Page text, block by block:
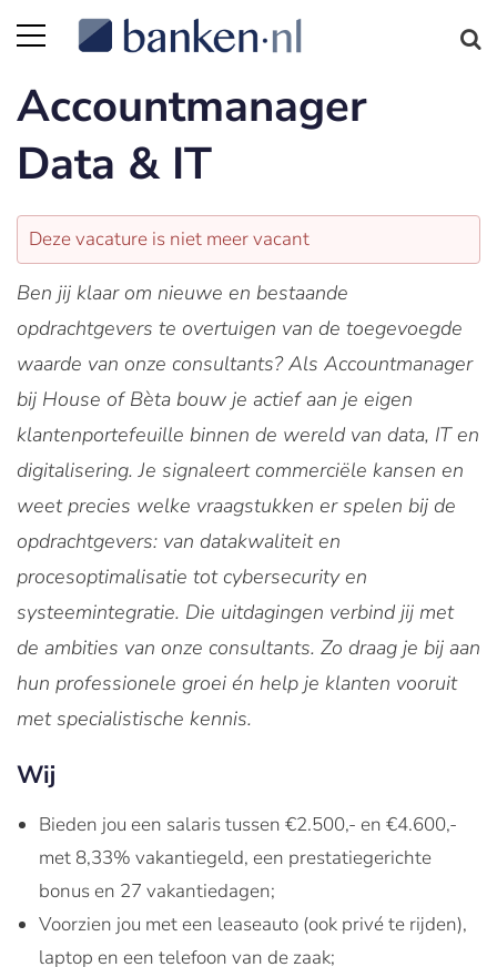
Accountmanager
Data & IT
Deze vacature is niet meer vacant
Ben jij klaar om nieuwe en bestaande
opdrachtgevers te overtuigen van de toegevoegde
waarde van onze consultants? Als Accountmanager
bij House of Bèta bouw je actief aan je eigen
klantenportefeuille binnen de wereld van data, IT en
digitalisering. Je signaleert commerciële kansen en
weet precies welke vraagstukken er spelen bij de
opdrachtgevers: van datakwaliteit en
procesoptimalisatie tot cybersecurity en
systeemintegratie. Die uitdagingen verbind jij met
de ambities van onze consultants. Zo draag je bij aan
hun professionele groei én help je klanten vooruit
met specialistische kennis.
Wij
Bieden jou een salaris tussen €2.500,- en €4.600,-
met 8,33% vakantiegeld, een prestatiegerichte
bonus en 27 vakantiedagen;
Voorzien jou met een leaseauto (ook privé te rijden),
laptop en een telefoon van de zaak;